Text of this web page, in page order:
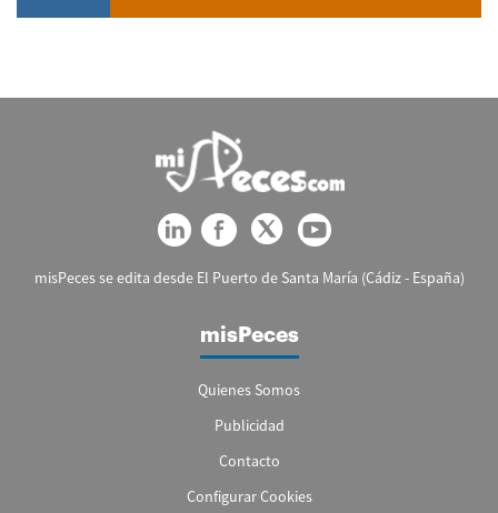
misPeces se edita desde El Puerto de Santa María (Cádiz - España)
misPeces
Quienes Somos
Publicidad
Contacto
Configurar Cookies